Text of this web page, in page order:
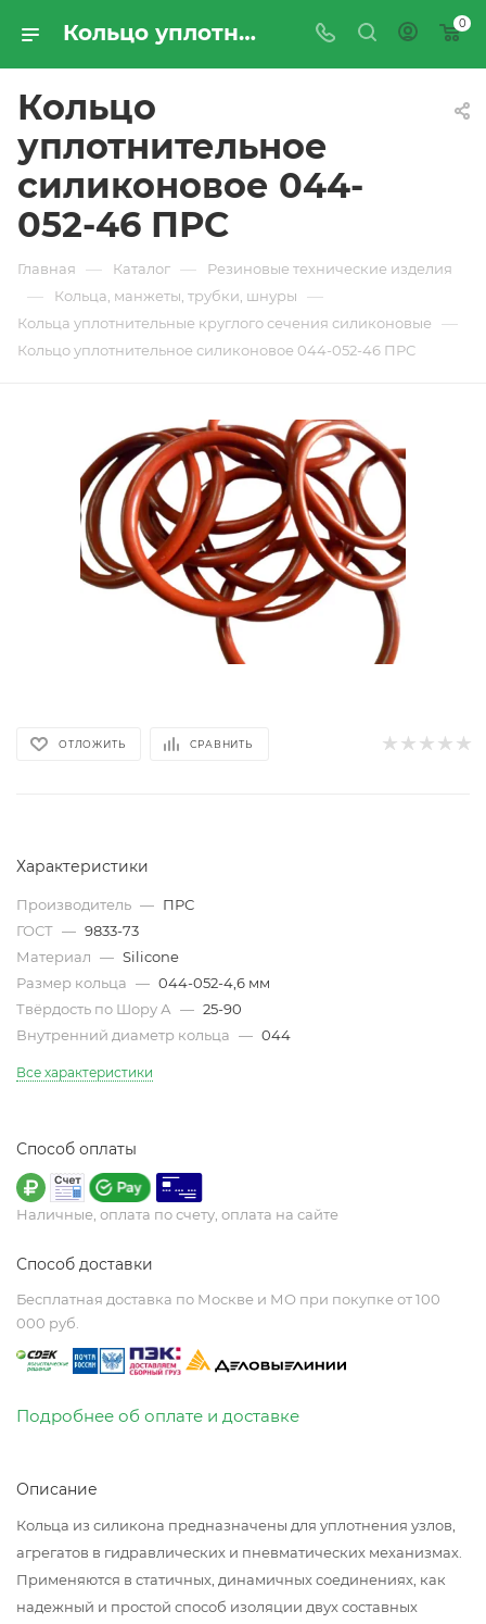
Кольцо уплотнительное силиконовое 044-052-46 ПРС - купить по цене производителя с доставкой по Москве и России | ПРОМРЕСУРССЕРВИС 0
Кольцо
уплотнительное
силиконовое 044-
052-46 ПРС
Главная — Каталог — Резиновые технические изделия
— Кольца, манжеты, трубки, шнуры —
Кольца уплотнительные круглого сечения силиконовые —
Кольцо уплотнительное силиконовое 044-052-46 ПРС
ОТЛОЖИТЬ СРАВНИТЬ
Характеристики
Производитель — ПРС
ГОСТ — 9833-73
Материал — Silicone
Размер кольца — 044-052-4,6 мм
Твёрдость по Шору А — 25-90
Внутренний диаметр кольца — 044
Все характеристики
Способ оплаты
Наличные, оплата по счету, оплата на сайте
Способ доставки
Бесплатная доставка по Москве и МО при покупке от 100
000 руб.
Подробнее об оплате и доставке
Описание
Кольца из силикона предназначены для уплотнения узлов,
агрегатов в гидравлических и пневматических механизмах.
Применяются в статичных, динамичных соединениях, как
надежный и простой способ изоляции двух составных